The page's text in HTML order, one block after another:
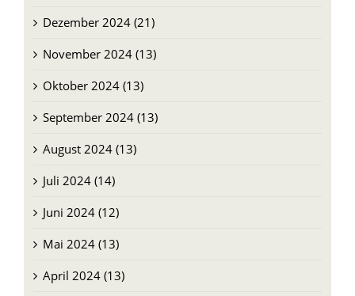
Dezember 2024 (21)
November 2024 (13)
Oktober 2024 (13)
September 2024 (13)
August 2024 (13)
Juli 2024 (14)
Juni 2024 (12)
Mai 2024 (13)
April 2024 (13)